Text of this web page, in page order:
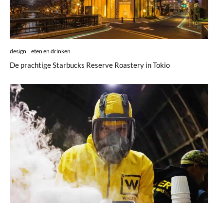
design eten en drinken
De prachtige Starbucks Reserve Roastery in Tokio